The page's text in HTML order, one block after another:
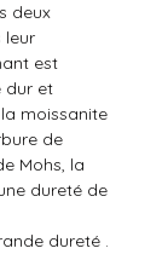
deux
leur
est
dur et
moissanite
de
Mohs, la
dureté de
dureté .